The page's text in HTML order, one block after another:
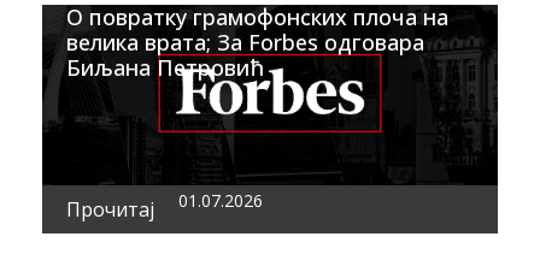
О повратку грамофонских плоча на
велика врата; За Forbes одговара
Биљана Петровић
Прочитај 01.07.2026